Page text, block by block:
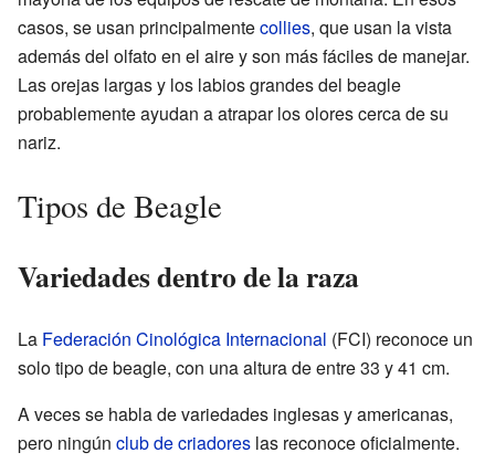
casos, se usan principalmentecollies, que usan la vista
además del olfato en el aire y son más fáciles de manejar.
Las orejas largas y los labios grandes del beagle
probablemente ayudan a atrapar los olores cerca de su
nariz.
Tipos de Beagle
Variedades dentro de la raza
La Federación Cinológica Internacional (FCI) reconoce un
solo tipo de beagle, con una altura de entre 33 y 41 cm.
A veces se habla de variedades inglesas y americanas,
pero ningún club de criadores las reconoce oficialmente.